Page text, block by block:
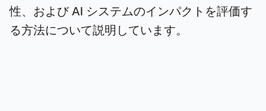
性、および AI システムのインパクトを評価す
る方法について説明しています。